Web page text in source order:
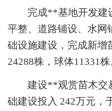
完成**基地开发建
平整、道路铺设、水网
础设施建设，完成新增
24288株，球体11331株
建设**观赏苗木交
础建设投入 242万元，